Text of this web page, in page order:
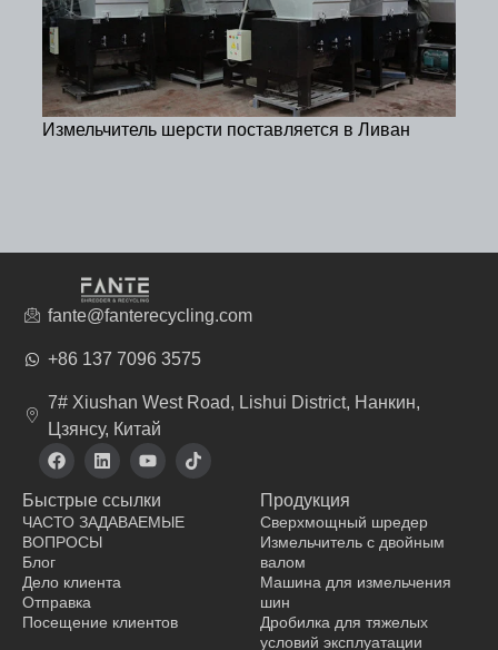
Измельчитель шерсти поставляется в Ливан
fante@fanterecycling.com
+86 137 7096 3575
7# Xiushan West Road, Lishui District, Нанкин,
Цзянсу, Китай
F
a
e
b
o
o
k
L
i
k
e
d
n
Y
o
t
u
T
i
Быстрые ссылки
ЧАСТО ЗАДАВАЕМЫЕ
ВОПРОСЫ
Блог
Дело клиента
Отправка
Посещение клиентов
Продукция
Сверхмощный шредер
Измельчитель с двойным
валом
Машина для измельчения
шин
Дробилка для тяжелых
условий эксплуатации